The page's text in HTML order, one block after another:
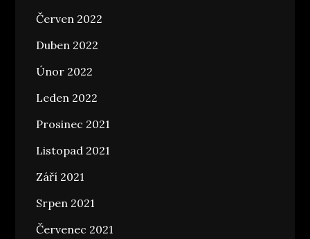
Červen 2022
Duben 2022
Únor 2022
Leden 2022
Prosinec 2021
Listopad 2021
Září 2021
Srpen 2021
Červenec 2021